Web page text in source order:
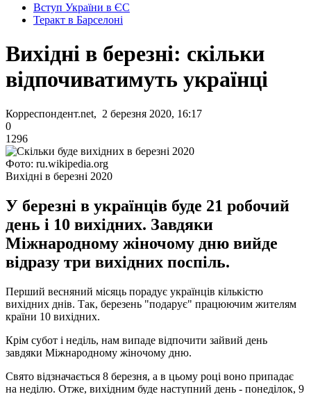
Вступ України в ЄС
Теракт в Барселоні
Вихідні в березні: скільки
відпочиватимуть українці
Корреспондент.net, 2 березня 2020, 16:17
0
1296
Фото: ru.wikipedia.org
Вихідні в березні 2020
У березні в українців буде 21 робочий
день і 10 вихідних. Завдяки
Міжнародному жіночому дню вийде
відразу три вихідних поспіль.
Перший весняний місяць порадує українців кількістю
вихідних днів. Так, березень "подарує" працюючим жителям
країни 10 вихідних.
Крім субот і неділь, нам випаде відпочити зайвий день
завдяки Міжнародному жіночому дню.
Свято відзначається 8 березня, а в цьому році воно припадає
на неділю. Отже, вихідним буде наступний день - понеділок, 9